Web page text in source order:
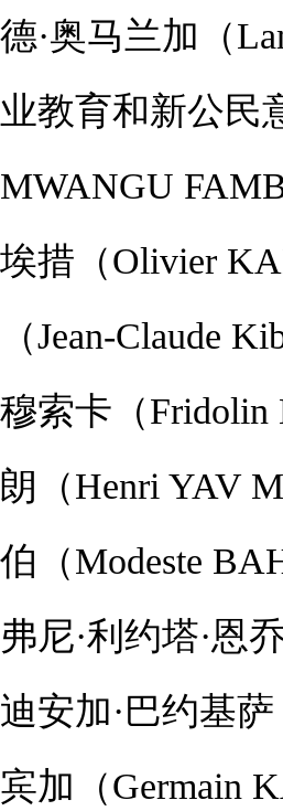
德·奥马兰加（
业教育和新公民
MWANGU
埃措（Olivier
（Jean-Claude
穆索卡（Fridolin
朗（Henri YAV
伯（Modeste
弗尼·利约塔·恩
迪安加·巴约基
宾加（Germain